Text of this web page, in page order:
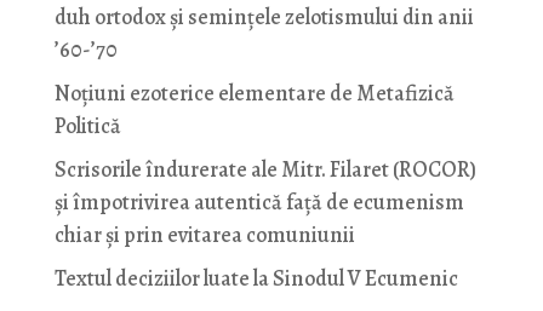
duh ortodox și semințele zelotismului din anii
’60-’70
Noţiuni ezoterice elementare de Metafizică
Politică
Scrisorile îndurerate ale Mitr. Filaret (ROCOR)
și împotrivirea autentică față de ecumenism
chiar și prin evitarea comuniunii
Textul deciziilor luate la Sinodul V Ecumenic